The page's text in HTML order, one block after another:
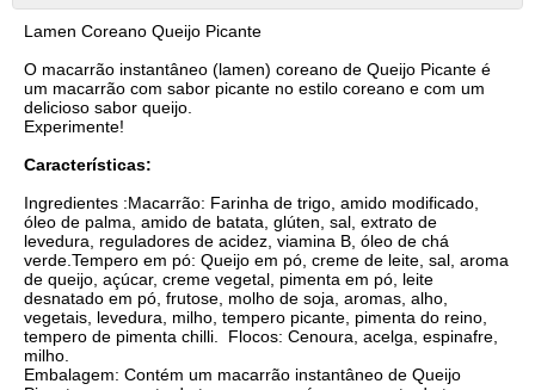
Lamen Coreano Queijo Picante
O macarrão instantâneo (lamen) coreano de Queijo Picante é
um macarrão com sabor picante no estilo coreano e com um
delicioso sabor queijo.
Experimente!
Características:
Ingredientes :Macarrão: Farinha de trigo, amido modificado,
óleo de palma, amido de batata, glúten, sal, extrato de
levedura, reguladores de acidez, viamina B, óleo de chá
verde.Tempero em pó: Queijo em pó, creme de leite, sal, aroma
de queijo, açúcar, creme vegetal, pimenta em pó, leite
desnatado em pó, frutose, molho de soja, aromas, alho,
vegetais, levedura, milho, tempero picante, pimenta do reino,
tempero de pimenta chilli. Flocos: Cenoura, acelga, espinafre,
milho.
Embalagem: Contém um macarrão instantâneo de Queijo